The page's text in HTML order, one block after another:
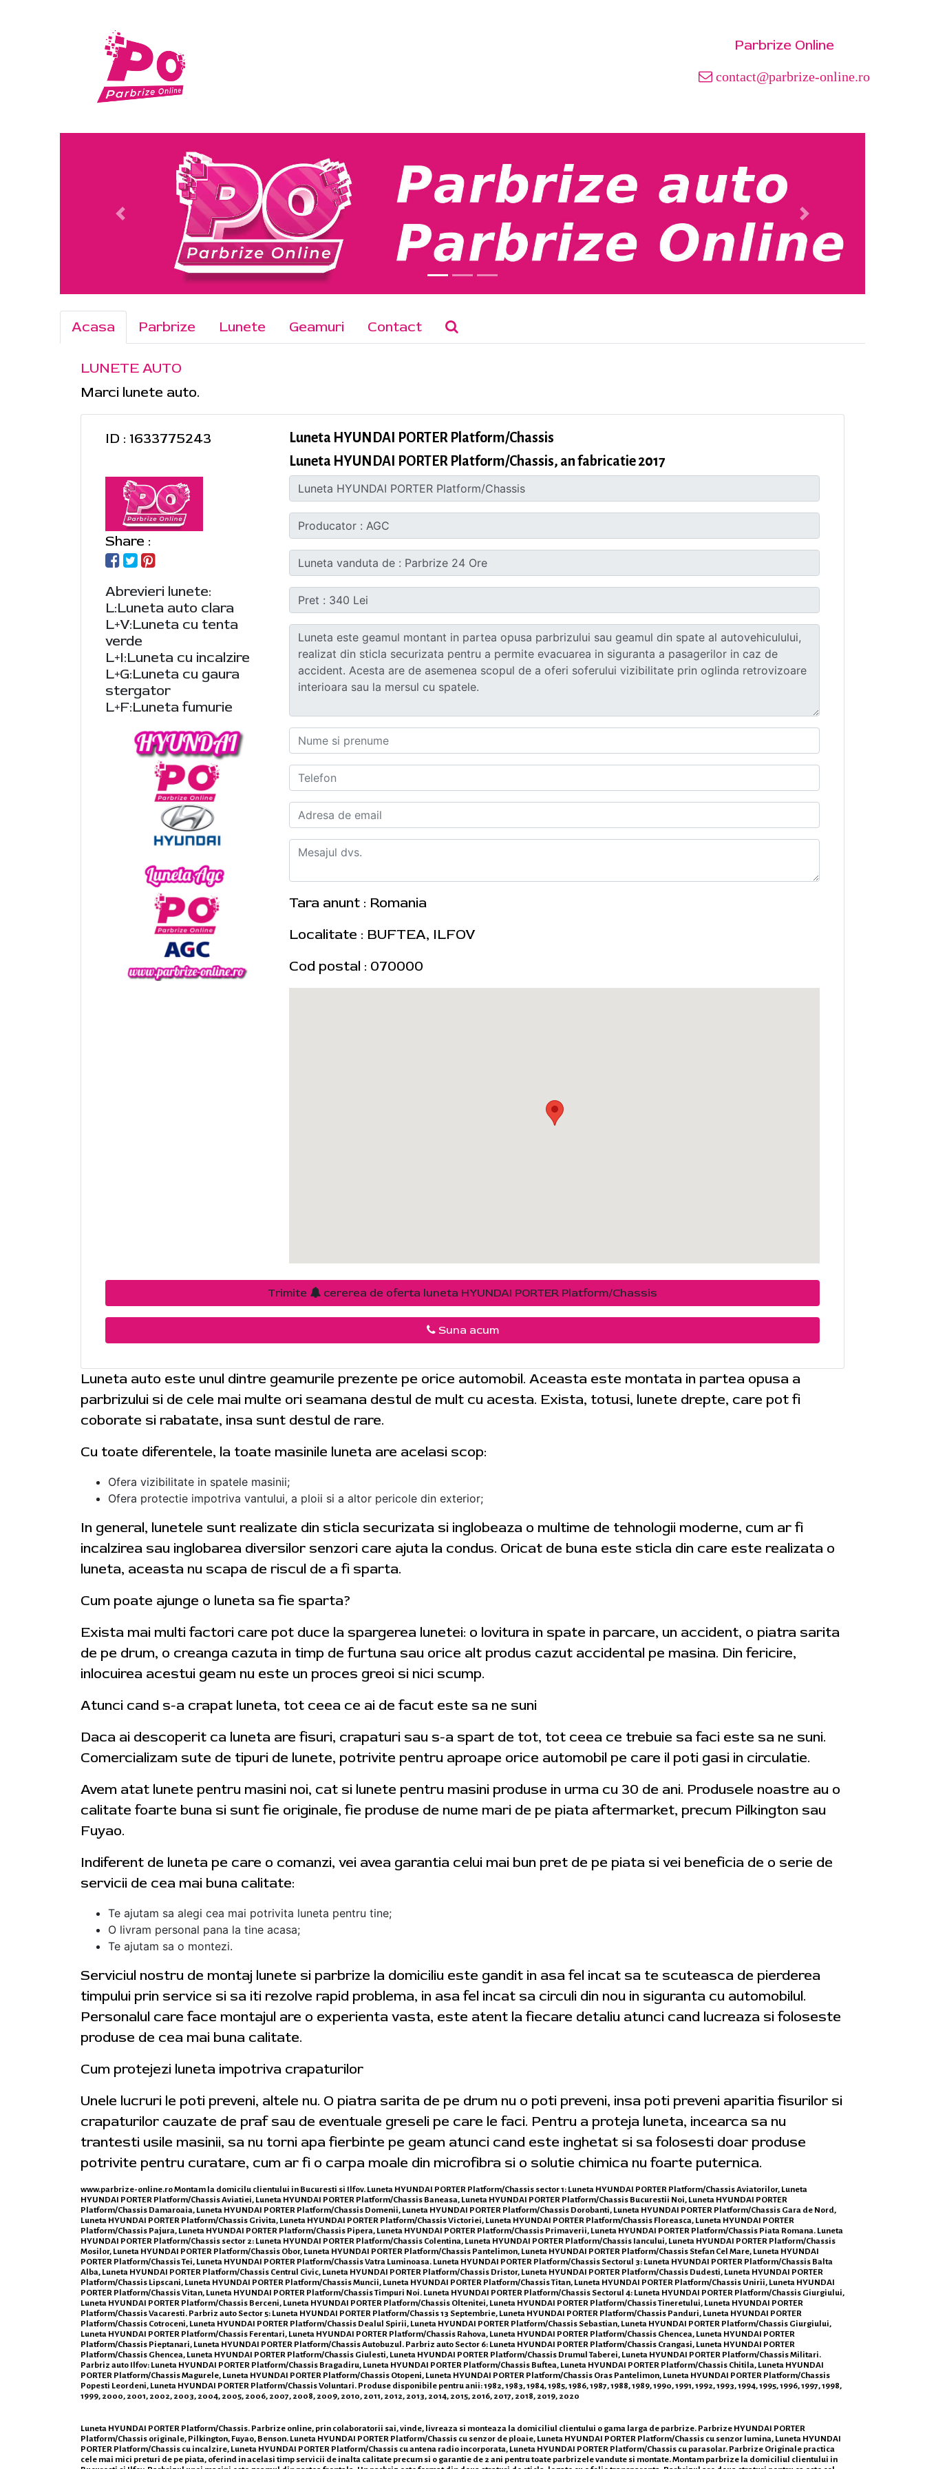
Parbrize Online
contact@parbrize-online.ro
Acasa Parbrize Lunete Geamuri Contact
LUNETE AUTO
Marci lunete auto.
ID : 1633775243
Share :
Abrevieri lunete:
L:Luneta auto clara
L+V:Luneta cu tenta
verde
L+I:Luneta cu incalzire
L+G:Luneta cu gaura
stergator
L+F:Luneta fumurie
Luneta HYUNDAI PORTER Platform/Chassis
Luneta HYUNDAI PORTER Platform/Chassis, an fabricatie 2017
Tara anunt : Romania
Localitate : BUFTEA, ILFOV
Cod postal : 070000
Trimite cererea de oferta luneta HYUNDAI PORTER Platform/Chassis
Suna acum
Luneta auto este unul dintre geamurile prezente pe orice automobil. Aceasta este montata in partea opusa a
parbrizului si de cele mai multe ori seamana destul de mult cu acesta. Exista, totusi, lunete drepte, care pot fi
coborate si rabatate, insa sunt destul de rare.
Cu toate diferentele, la toate masinile luneta are acelasi scop:
Ofera vizibilitate in spatele masinii;
Ofera protectie impotriva vantului, a ploii si a altor pericole din exterior;
In general, lunetele sunt realizate din sticla securizata si inglobeaza o multime de tehnologii moderne, cum ar fi
incalzirea sau inglobarea diversilor senzori care ajuta la condus. Oricat de buna este sticla din care este realizata o
luneta, aceasta nu scapa de riscul de a fi sparta.
Cum poate ajunge o luneta sa fie sparta?
Exista mai multi factori care pot duce la spargerea lunetei: o lovitura in spate in parcare, un accident, o piatra sarita
de pe drum, o creanga cazuta in timp de furtuna sau orice alt produs cazut accidental pe masina. Din fericire,
inlocuirea acestui geam nu este un proces greoi si nici scump.
Atunci cand s-a crapat luneta, tot ceea ce ai de facut este sa ne suni
Daca ai descoperit ca luneta are fisuri, crapaturi sau s-a spart de tot, tot ceea ce trebuie sa faci este sa ne suni.
Comercializam sute de tipuri de lunete, potrivite pentru aproape orice automobil pe care il poti gasi in circulatie.
Avem atat lunete pentru masini noi, cat si lunete pentru masini produse in urma cu 30 de ani. Produsele noastre au o
calitate foarte buna si sunt fie originale, fie produse de nume mari de pe piata aftermarket, precum Pilkington sau
Fuyao.
Indiferent de luneta pe care o comanzi, vei avea garantia celui mai bun pret de pe piata si vei beneficia de o serie de
servicii de cea mai buna calitate:
Te ajutam sa alegi cea mai potrivita luneta pentru tine;
O livram personal pana la tine acasa;
Te ajutam sa o montezi.
Serviciul nostru de montaj lunete si parbrize la domiciliu este gandit in asa fel incat sa te scuteasca de pierderea
timpului prin service si sa iti rezolve rapid problema, in asa fel incat sa circuli din nou in siguranta cu automobilul.
Personalul care face montajul are o experienta vasta, este atent la fiecare detaliu atunci cand lucreaza si foloseste
produse de cea mai buna calitate.
Cum protejezi luneta impotriva crapaturilor
Unele lucruri le poti preveni, altele nu. O piatra sarita de pe drum nu o poti preveni, insa poti preveni aparitia fisurilor si
crapaturilor cauzate de praf sau de eventuale greseli pe care le faci. Pentru a proteja luneta, incearca sa nu
trantesti usile masinii, sa nu torni apa fierbinte pe geam atunci cand este inghetat si sa folosesti doar produse
potrivite pentru curatare, cum ar fi o carpa moale din microfibra si o solutie chimica nu foarte puternica.
www.parbrize-online.roMontam la domicilu clientului in Bucuresti si Ilfov. Luneta HYUNDAI PORTER Platform/Chassis sector 1: Luneta HYUNDAI PORTER Platform/Chassis Aviatorilor, Luneta
HYUNDAI PORTER Platform/Chassis Aviatiei, Luneta HYUNDAI PORTER Platform/Chassis Baneasa, Luneta HYUNDAI PORTER Platform/Chassis Bucurestii Noi, Luneta HYUNDAI PORTER
Platform/Chassis Damaroaia, Luneta HYUNDAI PORTER Platform/Chassis Domenii, Luneta HYUNDAI PORTER Platform/Chassis Dorobanti, Luneta HYUNDAI PORTER Platform/Chassis Gara de Nord,
Luneta HYUNDAI PORTER Platform/Chassis Grivita, Luneta HYUNDAI PORTER Platform/Chassis Victoriei, Luneta HYUNDAI PORTER Platform/Chassis Floreasca, Luneta HYUNDAI PORTER
Platform/Chassis Pajura, Luneta HYUNDAI PORTER Platform/Chassis Pipera, Luneta HYUNDAI PORTER Platform/Chassis Primaverii, Luneta HYUNDAI PORTER Platform/Chassis Piata Romana. Luneta
HYUNDAI PORTER Platform/Chassis sector 2: Luneta HYUNDAI PORTER Platform/Chassis Colentina, Luneta HYUNDAI PORTER Platform/Chassis Iancului, Luneta HYUNDAI PORTER Platform/Chassis
Mosilor, Luneta HYUNDAI PORTER Platform/Chassis Obor, Luneta HYUNDAI PORTER Platform/Chassis Pantelimon, Luneta HYUNDAI PORTER Platform/Chassis Stefan Cel Mare, Luneta HYUNDAI
PORTER Platform/Chassis Tei, Luneta HYUNDAI PORTER Platform/Chassis Vatra Luminoasa. Luneta HYUNDAI PORTER Platform/Chassis Sectorul 3: Luneta HYUNDAI PORTER Platform/Chassis Balta
Alba, Luneta HYUNDAI PORTER Platform/Chassis Centrul Civic, Luneta HYUNDAI PORTER Platform/Chassis Dristor, Luneta HYUNDAI PORTER Platform/Chassis Dudesti, Luneta HYUNDAI PORTER
Platform/Chassis Lipscani, Luneta HYUNDAI PORTER Platform/Chassis Muncii, Luneta HYUNDAI PORTER Platform/Chassis Titan, Luneta HYUNDAI PORTER Platform/Chassis Unirii, Luneta HYUNDAI
PORTER Platform/Chassis Vitan, Luneta HYUNDAI PORTER Platform/Chassis Timpuri Noi. Luneta HYUNDAI PORTER Platform/Chassis Sectorul 4: Luneta HYUNDAI PORTER Platform/Chassis Giurgiului,
Luneta HYUNDAI PORTER Platform/Chassis Berceni, Luneta HYUNDAI PORTER Platform/Chassis Oltenitei, Luneta HYUNDAI PORTER Platform/Chassis Tineretului, Luneta HYUNDAI PORTER
Platform/Chassis Vacaresti. Parbriz auto Sector 5: Luneta HYUNDAI PORTER Platform/Chassis 13 Septembrie, Luneta HYUNDAI PORTER Platform/Chassis Panduri, Luneta HYUNDAI PORTER
Platform/Chassis Cotroceni, Luneta HYUNDAI PORTER Platform/Chassis Dealul Spirii, Luneta HYUNDAI PORTER Platform/Chassis Sebastian, Luneta HYUNDAI PORTER Platform/Chassis Giurgiului,
Luneta HYUNDAI PORTER Platform/Chassis Ferentari, Luneta HYUNDAI PORTER Platform/Chassis Rahova, Luneta HYUNDAI PORTER Platform/Chassis Ghencea, Luneta HYUNDAI PORTER
Platform/Chassis Pieptanari, Luneta HYUNDAI PORTER Platform/Chassis Autobuzul. Parbriz auto Sector 6: Luneta HYUNDAI PORTER Platform/Chassis Crangasi, Luneta HYUNDAI PORTER
Platform/Chassis Ghencea, Luneta HYUNDAI PORTER Platform/Chassis Giulesti, Luneta HYUNDAI PORTER Platform/Chassis Drumul Taberei, Luneta HYUNDAI PORTER Platform/Chassis Militari.
Parbriz auto Ilfov: Luneta HYUNDAI PORTER Platform/Chassis Bragadiru, Luneta HYUNDAI PORTER Platform/Chassis Buftea, Luneta HYUNDAI PORTER Platform/Chassis Chitila, Luneta HYUNDAI
PORTER Platform/Chassis Magurele, Luneta HYUNDAI PORTER Platform/Chassis Otopeni, Luneta HYUNDAI PORTER Platform/Chassis Oras Pantelimon, Luneta HYUNDAI PORTER Platform/Chassis
Popesti Leordeni, Luneta HYUNDAI PORTER Platform/Chassis Voluntari. Produse disponibile pentru anii: 1982, 1983, 1984, 1985, 1986, 1987, 1988, 1989, 1990, 1991, 1992, 1993, 1994, 1995, 1996, 1997, 1998,
1999, 2000, 2001, 2002, 2003, 2004, 2005, 2006, 2007, 2008, 2009, 2010, 2011, 2012, 2013, 2014, 2015, 2016, 2017, 2018, 2019, 2020
Luneta HYUNDAI PORTER Platform/Chassis. Parbrize online, prin colaboratorii sai, vinde, livreaza si monteaza la domiciliul clientului o gama larga de parbrize. Parbrize HYUNDAI PORTER
Platform/Chassis originale, Pilkington, Fuyao, Benson. Luneta HYUNDAI PORTER Platform/Chassis cu senzor de ploaie, Luneta HYUNDAI PORTER Platform/Chassis cu senzor lumina, Luneta HYUNDAI
PORTER Platform/Chassis cu incalzire, Luneta HYUNDAI PORTER Platform/Chassis cu antena radio incorporata, Luneta HYUNDAI PORTER Platform/Chassis cu parasolar. Parbrize Originale practica
cele mai mici preturi de pe piata, oferind in acelasi timp servicii de inalta calitate precum si o garantie de 2 ani pentru toate parbrizele vandute si montate. Montam parbrize la domiciliul clientului in